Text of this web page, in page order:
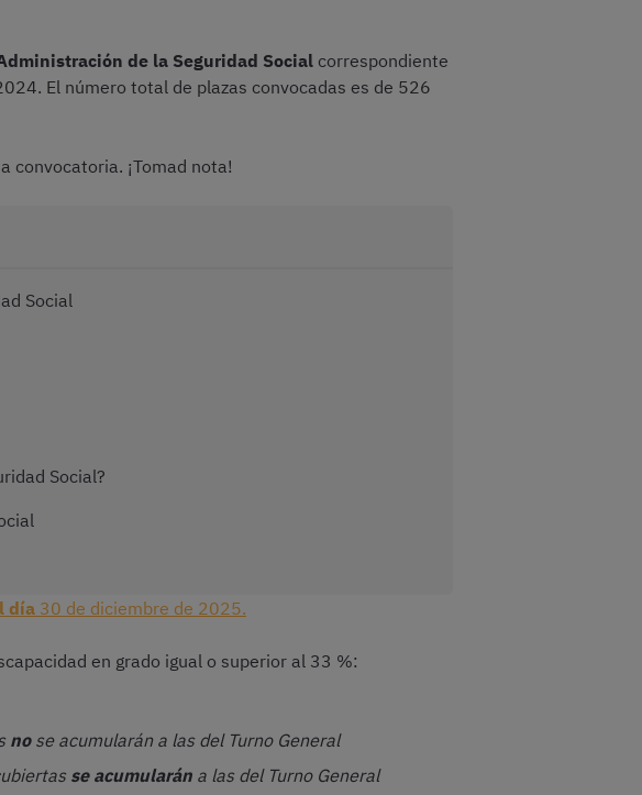
de la Seguridad Social correspondiente
El número total de plazas convocadas es de 526
convocatoria. ¡Tomad nota!
Social
Social?
día 30 de diciembre de 2025.
en grado igual o superior al 33 %:
nose acumularán a las del Turno General
se acumularán a las del Turno General